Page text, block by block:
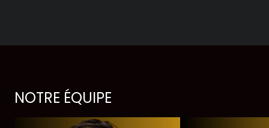
Les Activités
Les Ateliers-théâtre
NOTRE ÉQUIPE